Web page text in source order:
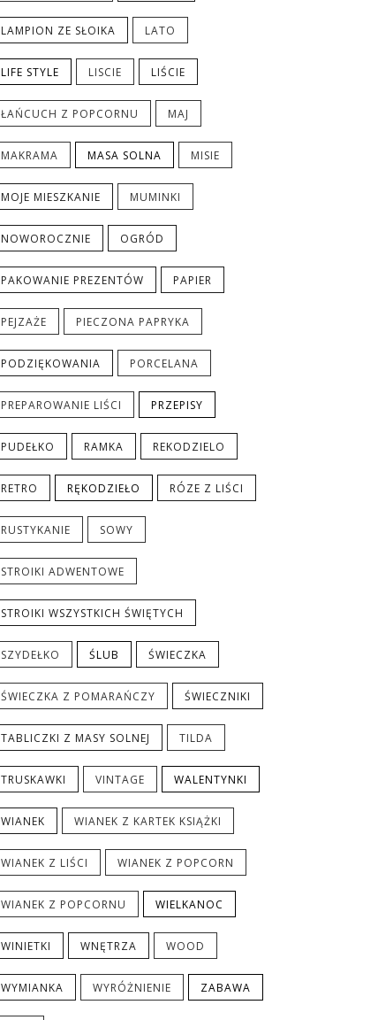
LAMPION ZE SŁOIKA LATO
LIFE STYLE LISCIE LIŚCIE
ŁAŃCUCH Z POPCORNU MAJ
MAKRAMA MASA SOLNA MISIE
MOJE MIESZKANIE MUMINKI
NOWOROCZNIE OGRÓD
PAKOWANIE PREZENTÓW PAPIER
PEJZAŻE PIECZONA PAPRYKA
PODZIĘKOWANIA PORCELANA
PREPAROWANIE LIŚCI PRZEPISY
PUDEŁKO RAMKA REKODZIELO
RETRO RĘKODZIEŁO RÓZE Z LIŚCI
RUSTYKANIE SOWY
STROIKI ADWENTOWE
STROIKI WSZYSTKICH ŚWIĘTYCH
SZYDEŁKO ŚLUB ŚWIECZKA
ŚWIECZKA Z POMARAŃCZY ŚWIECZNIKI
TABLICZKI Z MASY SOLNEJ TILDA
TRUSKAWKI VINTAGE WALENTYNKI
WIANEK WIANEK Z KARTEK KSIĄŻKI
WIANEK Z LIŚCI WIANEK Z POPCORN
WIANEK Z POPCORNU WIELKANOC
WINIETKI WNĘTRZA WOOD
WYMIANKA WYRÓŻNIENIE ZABAWA